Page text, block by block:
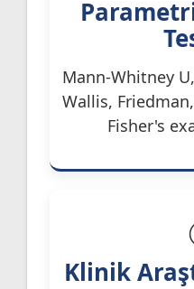
Mann-Whitney
Wallis,
Fisher's
Klinik